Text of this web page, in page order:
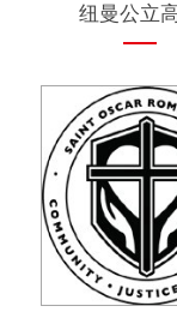
纽曼公立